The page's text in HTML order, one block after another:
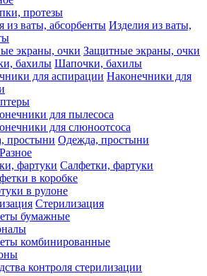
протезы
Изделия из ваты,
Защитные экраны, очки
Шапочки, бахилы
Наконечники для
для пылесоса
для слюноотсоса
Одежда, простыни
Разное
Салфетки, фартуки
в коробке
в рулоне
Стерилизация
бумажные
комбинированные
контроля стерилизации